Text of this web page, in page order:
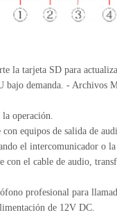
la tarjeta SD para
demanda. - Archivos
operación.
equipos de salida de
el intercomunicador o la
el cable de audio,
profesional para
de 12V DC.